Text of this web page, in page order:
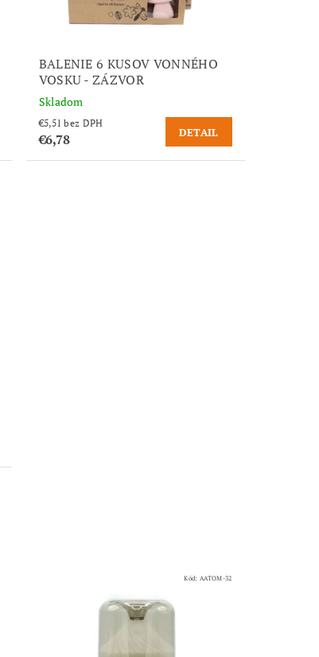
BALENIE 6 KUSOV VONNÉHO
VOSKU - ZÁZVOR
Skladom
€5,51 bez DPH
€6,78 DETAIL
Kód: AATOM-32